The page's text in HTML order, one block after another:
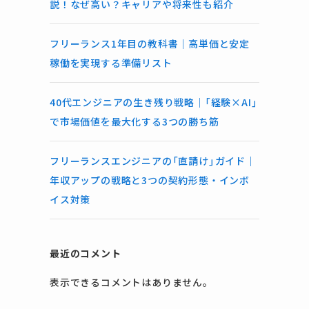
説！なぜ高い？キャリアや将来性も紹介
フリーランス1年目の教科書｜高単価と安定
稼働を実現する準備リスト
40代エンジニアの生き残り戦略｜「経験×AI」
で市場価値を最大化する3つの勝ち筋
フリーランスエンジニアの「直請け」ガイド｜
年収アップの戦略と3つの契約形態・インボ
イス対策
最近のコメント
表示できるコメントはありません。